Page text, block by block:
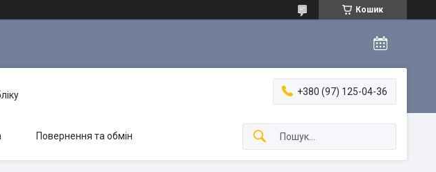
Кошик
+380 (97) 125-04-36
Повернення та обмін